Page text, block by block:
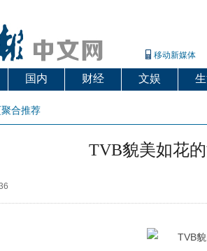
移动新媒体
国内 财经 文娱
合推荐
TVB貌美如花